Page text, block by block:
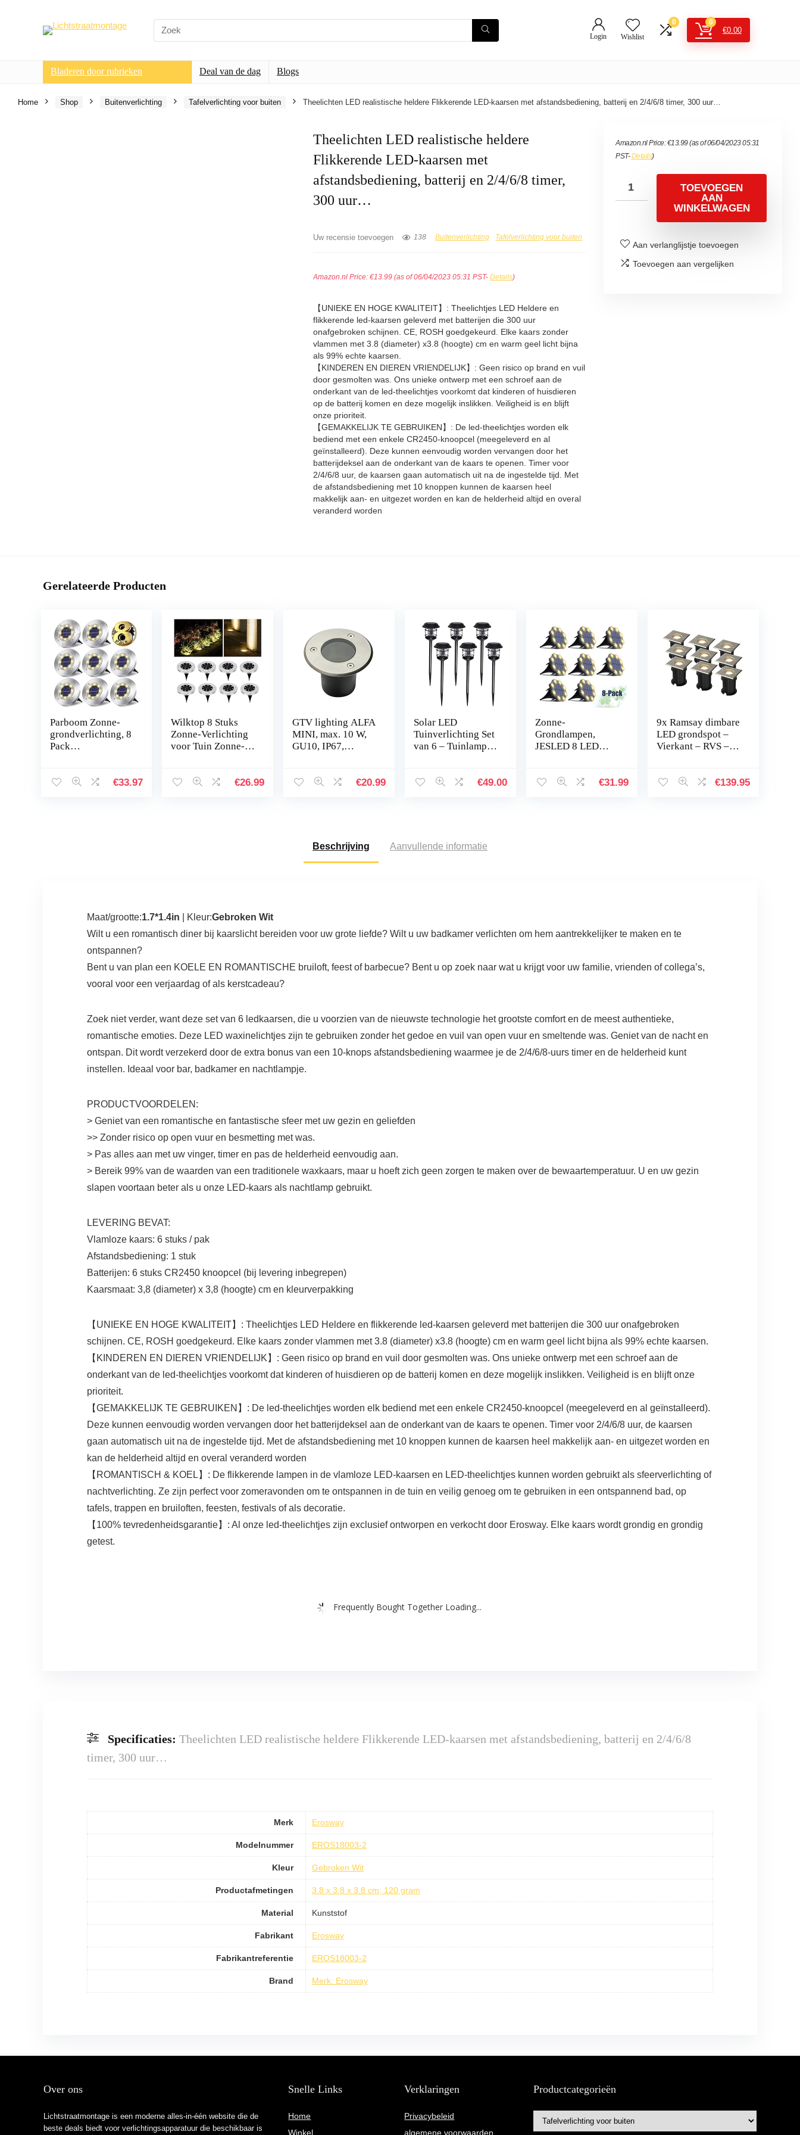
Search
for:
Login Wishlist
0 0
€0.00
Bladeren door rubrieken Deal van de dag Blogs
Home Shop Buitenverlichting Tafelverlichting voor buiten Theelichten LED realistische heldere Flikkerende LED-kaarsen met afstandsbediening, batterij en 2/4/6/8 timer, 300 uur…
Theelichten LED realistische heldere
Flikkerende LED-kaarsen met
afstandsbediening, batterij en 2/4/6/8 timer,
300 uur…
Uw recensie toevoegen 138 Buitenverlichting Tafelverlichting voor buiten
Amazon.nl Price:€13.99 (as of 06/04/2023 05:31 PST-Details)
【UNIEKE EN HOGE KWALITEIT】: Theelichtjes LED Heldere en
flikkerende led-kaarsen geleverd met batterijen die 300 uur
onafgebroken schijnen. CE, ROSH goedgekeurd. Elke kaars zonder
vlammen met 3.8 (diameter) x3.8 (hoogte) cm en warm geel licht bijna
als 99% echte kaarsen.
【KINDEREN EN DIEREN VRIENDELIJK】: Geen risico op brand en vuil
door gesmolten was. Ons unieke ontwerp met een schroef aan de
onderkant van de led-theelichtjes voorkomt dat kinderen of huisdieren
op de batterij komen en deze mogelijk inslikken. Veiligheid is en blijft
onze prioriteit.
【GEMAKKELIJK TE GEBRUIKEN】: De led-theelichtjes worden elk
bediend met een enkele CR2450-knoopcel (meegeleverd en al
geïnstalleerd). Deze kunnen eenvoudig worden vervangen door het
batterijdeksel aan de onderkant van de kaars te openen. Timer voor
2/4/6/8 uur, de kaarsen gaan automatisch uit na de ingestelde tijd. Met
de afstandsbediening met 10 knoppen kunnen de kaarsen heel
makkelijk aan- en uitgezet worden en kan de helderheid altijd en overal
veranderd worden
Amazon.nl Price:€13.99(as of 06/04/2023 05:31
PST-Details)
TOEVOEGEN
AAN
WINKELWAGEN
Aan verlanglijstje toevoegen
Toevoegen aan vergelijken
Gerelateerde Producten
Parboom Zonne-
grondverlichting, 8
Pack
zonne-verlichting
€33.97
Wilktop 8 Stuks
Zonne-Verlichting
voor Tuin Zonne-
8LEDs Licht Vloer
€26.99
GTV lighting ALFA
MINI, max. 10 W,
GU10, IP67,
roestvrijstalen
€20.99
Solar LED
Tuinverlichting Set
van 6 – Tuinlamp –
– Grondpin
€49.00
Zonne-
Grondlampen,
JESLED 8 LED
Openlucht IP67€31.99
9x Ramsay dimbare
LED grondspot –
Vierkant – RVS –
waterdicht – 3 jaar
€139.95
Beschrijving Aanvullende informatie
Maat/grootte:1.7*1.4in | Kleur:Gebroken Wit
Wilt u een romantisch diner bij kaarslicht bereiden voor uw grote liefde? Wilt u uw badkamer verlichten om hem aantrekkelijker te maken en te
ontspannen?
Bent u van plan een KOELE EN ROMANTISCHE bruiloft, feest of barbecue? Bent u op zoek naar wat u krijgt voor uw familie, vrienden of collega’s,
vooral voor een verjaardag of als kerstcadeau?
Zoek niet verder, want deze set van 6 ledkaarsen, die u voorzien van de nieuwste technologie het grootste comfort en de meest authentieke,
romantische emoties. Deze LED waxinelichtjes zijn te gebruiken zonder het gedoe en vuil van open vuur en smeltende was. Geniet van de nacht en
ontspan. Dit wordt verzekerd door de extra bonus van een 10-knops afstandsbediening waarmee je de 2/4/6/8-uurs timer en de helderheid kunt
instellen. Ideaal voor bar, badkamer en nachtlampje.
PRODUCTVOORDELEN:
> Geniet van een romantische en fantastische sfeer met uw gezin en geliefden
>> Zonder risico op open vuur en besmetting met was.
> Pas alles aan met uw vinger, timer en pas de helderheid eenvoudig aan.
> Bereik 99% van de waarden van een traditionele waxkaars, maar u hoeft zich geen zorgen te maken over de bewaartemperatuur. U en uw gezin
slapen voortaan beter als u onze LED-kaars als nachtlamp gebruikt.
LEVERING BEVAT:
Vlamloze kaars: 6 stuks / pak
Afstandsbediening: 1 stuk
Batterijen: 6 stuks CR2450 knoopcel (bij levering inbegrepen)
Kaarsmaat: 3,8 (diameter) x 3,8 (hoogte) cm en kleurverpakking
【UNIEKE EN HOGE KWALITEIT】: Theelichtjes LED Heldere en flikkerende led-kaarsen geleverd met batterijen die 300 uur onafgebroken
schijnen. CE, ROSH goedgekeurd. Elke kaars zonder vlammen met 3.8 (diameter) x3.8 (hoogte) cm en warm geel licht bijna als 99% echte kaarsen.
【KINDEREN EN DIEREN VRIENDELIJK】: Geen risico op brand en vuil door gesmolten was. Ons unieke ontwerp met een schroef aan de
onderkant van de led-theelichtjes voorkomt dat kinderen of huisdieren op de batterij komen en deze mogelijk inslikken. Veiligheid is en blijft onze
prioriteit.
【GEMAKKELIJK TE GEBRUIKEN】: De led-theelichtjes worden elk bediend met een enkele CR2450-knoopcel (meegeleverd en al geïnstalleerd).
Deze kunnen eenvoudig worden vervangen door het batterijdeksel aan de onderkant van de kaars te openen. Timer voor 2/4/6/8 uur, de kaarsen
gaan automatisch uit na de ingestelde tijd. Met de afstandsbediening met 10 knoppen kunnen de kaarsen heel makkelijk aan- en uitgezet worden en
kan de helderheid altijd en overal veranderd worden
【ROMANTISCH & KOEL】: De flikkerende lampen in de vlamloze LED-kaarsen en LED-theelichtjes kunnen worden gebruikt als sfeerverlichting of
nachtverlichting. Ze zijn perfect voor zomeravonden om te ontspannen in de tuin en veilig genoeg om te gebruiken in een ontspannend bad, op
tafels, trappen en bruiloften, feesten, festivals of als decoratie.
【100% tevredenheidsgarantie】: Al onze led-theelichtjes zijn exclusief ontworpen en verkocht door Erosway. Elke kaars wordt grondig en grondig
getest.
Frequently Bought Together Loading...
Specificaties: Theelichten LED realistische heldere Flikkerende LED-kaarsen met afstandsbediening, batterij en 2/4/6/8
timer, 300 uur…
Merk Erosway
Modelnummer EROS18003-2
Kleur Gebroken Wit
Productafmetingen 3.8 x 3.8 x 3.8 cm; 120 gram
Material Kunststof
Fabrikant Erosway
Fabrikantreferentie EROS18003-2
Brand Merk: Erosway
Over ons
Lichtstraatmontage is een moderne alles-in-één website die de
beste deals biedt voor verlichtingsapparatuur die beschikbaar is
Snelle Links
Home
Winkel
Verklaringen
Privacybeleid
algemene voorwaarden
Productcategorieën